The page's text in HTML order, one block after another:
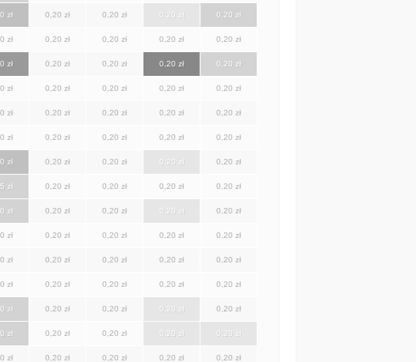
zł 0,20 zł 0,20 zł 0,20 zł 0,20 zł
zł 0,20 zł 0,20 zł 0,20 zł 0,20 zł
zł 0,20 zł 0,20 zł 0,20 zł 0,20 zł
zł 0,20 zł 0,20 zł 0,20 zł 0,20 zł
zł 0,20 zł 0,20 zł 0,20 zł 0,20 zł
zł 0,20 zł 0,20 zł 0,20 zł 0,20 zł
zł 0,20 zł 0,20 zł 0,20 zł 0,20 zł
zł 0,20 zł 0,20 zł 0,20 zł 0,20 zł
zł 0,20 zł 0,20 zł 0,20 zł 0,20 zł
zł 0,20 zł 0,20 zł 0,20 zł 0,20 zł
zł 0,20 zł 0,20 zł 0,20 zł 0,20 zł
zł 0,20 zł 0,20 zł 0,20 zł 0,20 zł
zł 0,20 zł 0,20 zł 0,20 zł 0,20 zł
zł 0,20 zł 0,20 zł 0,20 zł 0,20 zł
zł 0,20 zł 0,20 zł 0,20 zł 0,20 zł